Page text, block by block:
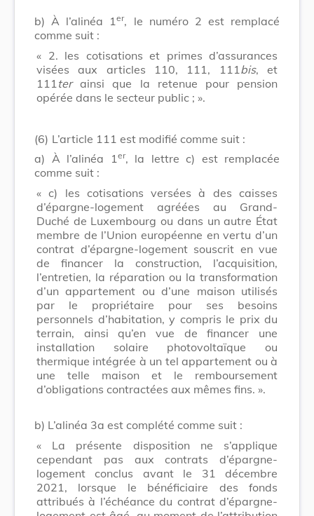
b) À l’alinéa 1er, le numéro 2 est remplacé
comme suit :
« 2. les cotisations et primes d’assurances
visées aux articles 110, 111, 111 bis, et
111 terainsi que la retenue pour pension
opérée dans le secteur public ; ».
(6) L’article 111 est modifié comme suit :
a) À l’alinéa 1 er, la lettre c) est remplacée
comme suit :
« c) les cotisations versées à des caisses
d’épargne-logement agréées au Grand-
Duché de Luxembourg ou dans un autre État
membre de l’Union européenne en vertu d’un
contrat d’épargne-logement souscrit en vue
de financer la construction, l’acquisition,
l’entretien, la réparation ou la transformation
d’un appartement ou d’une maison utilisés
par le propriétaire pour ses besoins
personnels d’habitation, y compris le prix du
terrain, ainsi qu’en vue de financer une
installation solaire photovoltaïque ou
thermique intégrée à un tel appartement ou à
une telle maison et le remboursement
d’obligations contractées aux mêmes fins. ».
b) L’alinéa 3a est complété comme suit :
« La présente disposition ne s’applique
cependant pas aux contrats d’épargne-
logement conclus avant le 31 décembre
2021, lorsque le bénéficiaire des fonds
attribués à l’échéance du contrat d’épargne-